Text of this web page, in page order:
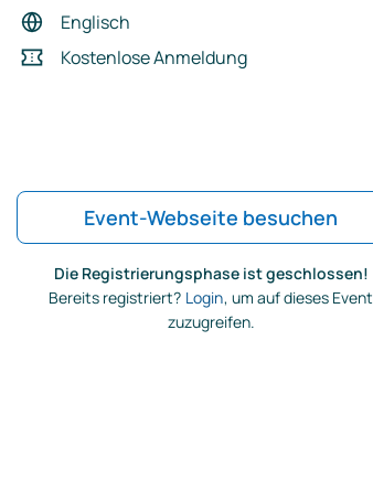
Englisch
Kostenlose Anmeldung
Event-Webseite besuchen
Die Registrierungsphase ist geschlossen!
Bereits registriert? Login, um auf dieses Event
zuzugreifen.